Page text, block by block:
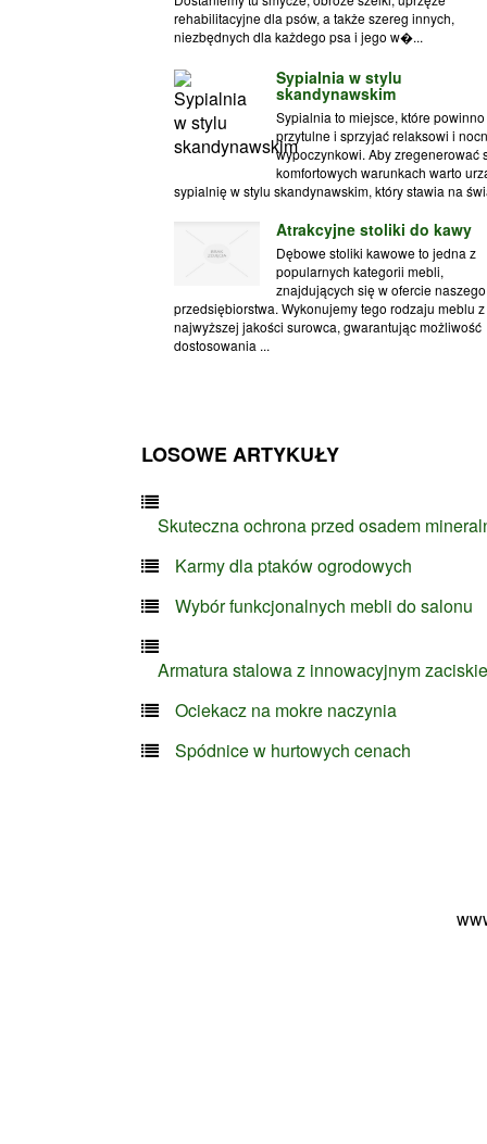
rehabilitacyjne dla psów, a także szereg innych,
niezbędnych dla każdego psa i jego w�...
Sypialnia w stylu
skandynawskim
Sypialnia to miejsce, które
przytulne i sprzyjać relaksowi i
wypoczynkowi. Aby zregenerować
komfortowych warunkach warto
sypialnię w stylu skandynawskim, który stawia na
Atrakcyjne stoliki do kawy
Dębowe stoliki kawowe to jedna z
popularnych kategorii mebli,
znajdujących się w ofercie naszego
przedsiębiorstwa. Wykonujemy tego rodzaju meblu z
najwyższej jakości surowca, gwarantując możliwość
dostosowania ...
LOSOWE ARTYKUŁY
Skuteczna ochrona przed osadem
Karmy dla ptaków ogrodowych
Wybór funkcjonalnych mebli do salonu
Armatura stalowa z innowacyjnym
Ociekacz na mokre naczynia
Spódnice w hurtowych cenach